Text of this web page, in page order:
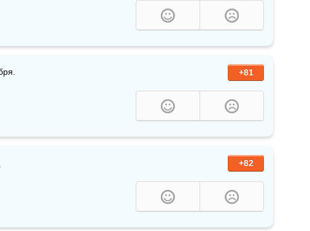
+81
+82